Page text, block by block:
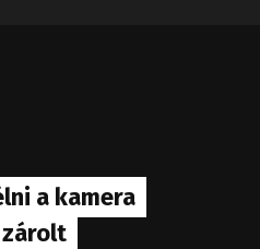
a kamera
zárolt